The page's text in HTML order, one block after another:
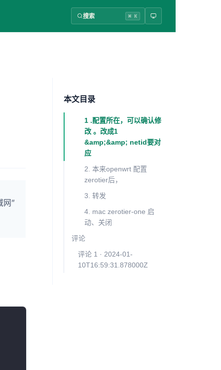
搜索 ⌘ K
网”
本文目录
1 .配置所在，可以确认修
改 。改成1
&amp;&amp; netid要对
应
2. 本来openwrt 配置
zerotier后，
3. 转发
4. mac zerotier-one 启
动、关闭
评论
评论 1 · 2024-01-
10T16:59:31.878000Z